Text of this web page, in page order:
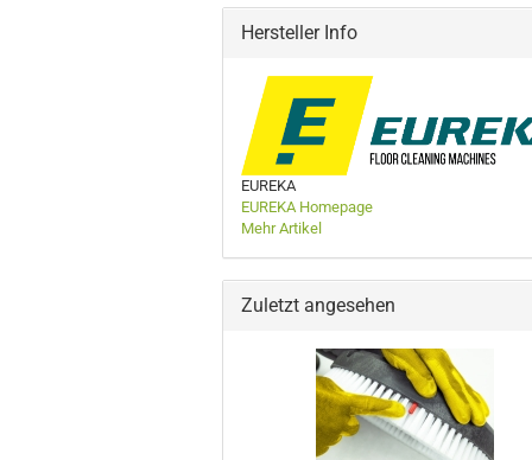
Hersteller Info
EUREKA
EUREKA Homepage
Mehr Artikel
Zuletzt angesehen